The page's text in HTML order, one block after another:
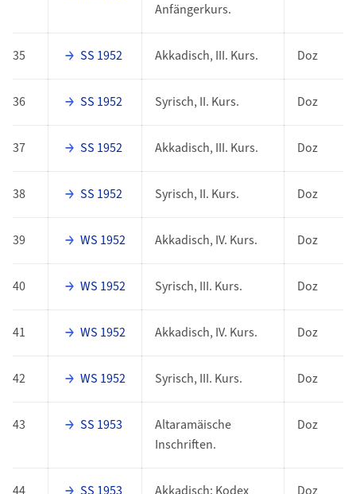
Anfängerkurs.
35 SS 1952 Akkadisch, III. Kurs. Doz
36 SS 1952 Syrisch, II. Kurs. Doz
37 SS 1952 Akkadisch, III. Kurs. Doz
38 SS 1952 Syrisch, II. Kurs. Doz
39 WS 1952 Akkadisch, IV. Kurs. Doz
40 WS 1952 Syrisch, III. Kurs. Doz
41 WS 1952 Akkadisch, IV. Kurs. Doz
42 WS 1952 Syrisch, III. Kurs. Doz
43 SS 1953
Altaramäische
Inschriften.
Doz